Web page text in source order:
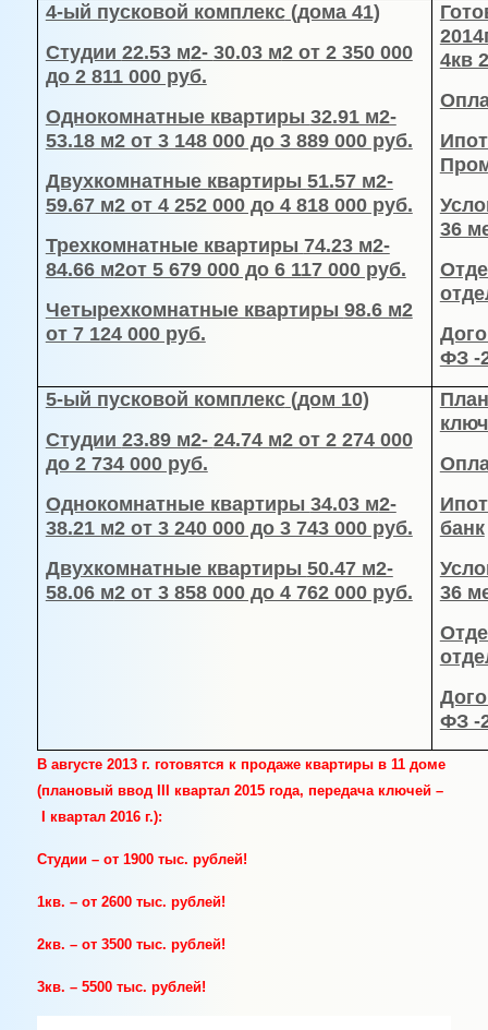
4-ый пусковой комплекс(дома 41)
Студии 22.53 м2- 30.03 м2 от 2 350 000
до 2 811 000 руб.
Однокомнатные квартиры 32.91 м2-
53.18 м2 от 3 148 000 до 3 889 000 руб.
Двухкомнатные квартиры 51.57 м2-
59.67 м2 от 4 252 000 до 4 818 000 руб.
Трехкомнатные квартиры 74.23 м2-
84.66 м2от 5 679 000 до 6 117 000 руб.
Четырехкомнатные квартиры 98.6 м2
от 7 124 000 руб.
4кв
36
ФЗ -
5-ый пусковой комплекс(дом 10)
Студии 23.89 м2- 24.74 м2 от 2 274 000
до 2 734 000 руб.
Однокомнатные квартиры 34.03 м2-
38.21 м2 от 3 240 000 до 3 743 000 руб.
Двухкомнатные квартиры 50.47 м2-
58.06 м2 от 3 858 000 до 4 762 000 руб.
банк
36
ФЗ -
В августе 2013 г. готовятся к продаже квартиры в 11 доме
(плановый ввод III квартал 2015 года, передача ключей –
I квартал 2016 г.):
Студии – от 1900 тыс. рублей!
1кв. – от 2600 тыс. рублей!
2кв. – от 3500 тыс. рублей!
3кв. – 5500 тыс. рублей!